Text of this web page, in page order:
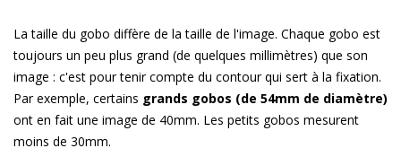
La taille du gobo diffère de la taille de l'image. Chaque gobo est
toujours un peu plus grand (de quelques millimètres) que son
image : c'est pour tenir compte du contour qui sert à la fixation.
Par exemple, certains grands gobos (de 54mm de diamètre)
ont en fait une image de 40mm. Les petits gobos mesurent
moins de 30mm.